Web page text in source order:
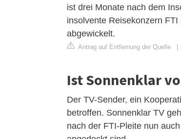
ist drei Monate nach dem
insolvente Reisekonzern
abgewickelt.
Antrag auf Entfernung der Quelle |
Ist Sonnenklar
Der TV-Sender, ein
betroffen. Sonnenklar TV
nach der FTI-Pleite nun